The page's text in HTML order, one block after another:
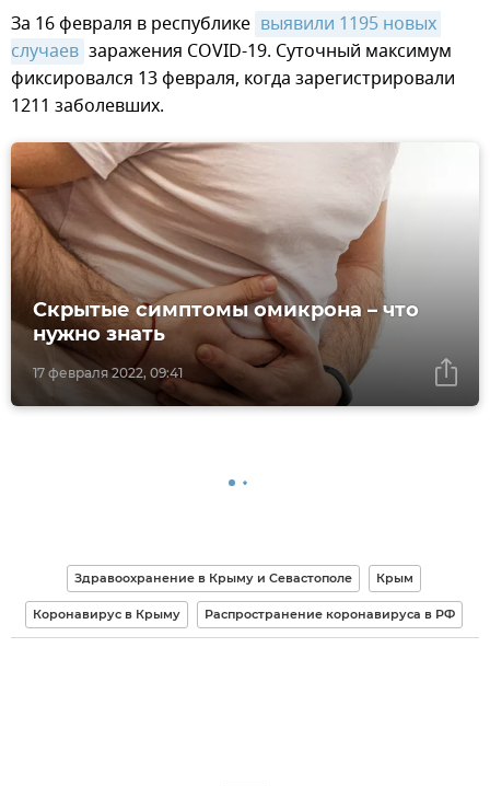
За 16 февраля в республике выявили 1195 новых
случаев заражения COVID-19. Суточный максимум
фиксировался 13 февраля, когда зарегистрировали
1211 заболевших.
17 февраля 2022, 09:41
Скрытые симптомы омикрона – что
нужно знать
Здравоохранение в Крыму и Севастополе Крым
Коронавирус в Крыму Распространение коронавируса в РФ